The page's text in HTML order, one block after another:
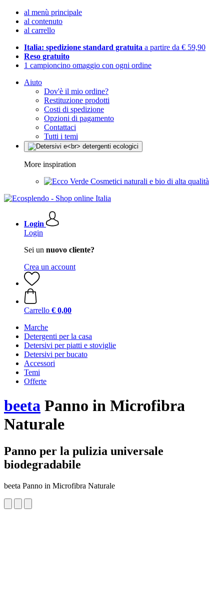
al menù principale
al contenuto
al carrello
Italia: spedizione standard gratuita a partire da € 59,90
Reso gratuito
1 campioncino omaggio con ogni ordine
Aiuto
Dov'è il mio ordine?
Restituzione prodotti
Costi di spedizione
Opzioni di pagamento
Contattaci
Tutti i temi
More inspiration
Cosmetici naturali e bio di alta qualità
Login
Login
Sei un nuovo cliente?
Crea un account
Carrello € 0,00
Marche
Detergenti per la casa
Detersivi per piatti e stoviglie
Detersivi per bucato
Accessori
Temi
Offerte
beeta Panno in Microfibra
Naturale
Panno per la pulizia universale
biodegradabile
beeta Panno in Microfibra Naturale